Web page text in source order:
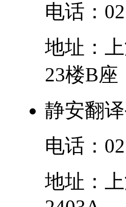
电话：
地址：
23楼B座
静安翻
电话：
地址：